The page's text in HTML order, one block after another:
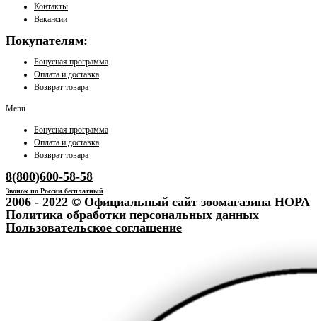
Контакты
Вакансии
Покупателям:
Бонусная программа
Оплата и доставка
Возврат товара
Menu
Бонусная программа
Оплата и доставка
Возврат товара
8(800)600-58-58
Звонок по России бесплатный
2006 - 2022 © Официальный сайт зоомагазина НОРА
Политика обработки персональных данных
Пользовательское соглашение